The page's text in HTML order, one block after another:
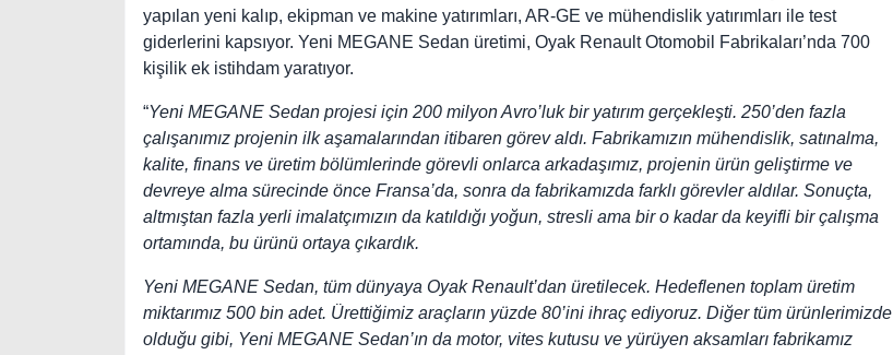
yapılan yeni kalıp, ekipman ve makine yatırımları, AR-GE ve mühendislik yatırımları ile test
giderlerini kapsıyor. Yeni MEGANE Sedan üretimi, Oyak Renault Otomobil Fabrikaları’nda 700
kişilik ek istihdam yaratıyor.
“Yeni MEGANE Sedan projesi için 200 milyon Avro’luk bir yatırım gerçekleşti. 250’den fazla
çalışanımız projenin ilk aşamalarından itibaren görev aldı. Fabrikamızın mühendislik, satınalma,
kalite, finans ve üretim bölümlerinde görevli onlarca arkadaşımız, projenin ürün geliştirme ve
devreye alma sürecinde önce Fransa’da, sonra da fabrikamızda farklı görevler aldılar. Sonuçta,
altmıştan fazla yerli imalatçımızın da katıldığı yoğun, stresli ama bir o kadar da keyifli bir çalışma
ortamında, bu ürünü ortaya çıkardık.
Yeni MEGANE Sedan, tüm dünyaya Oyak Renault’dan üretilecek. Hedeflenen toplam üretim
miktarımız 500 bin adet. Ürettiğimiz araçların yüzde 80’ini ihraç ediyoruz. Diğer tüm ürünlerimizde
olduğu gibi, Yeni MEGANE Sedan’ın da motor, vites kutusu ve yürüyen aksamları fabrikamız